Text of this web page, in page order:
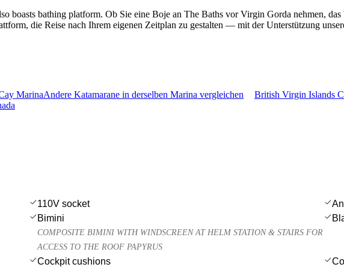
boasts bathing platform. Ob Sie eine Boje an The Baths vor Virgin Gorda nehmen,
die Reise nach Ihrem eigenen Zeitplan zu gestalten — mit der Unterstützung
MarinaAndere Katamarane in derselben Marina vergleichen British Virgin Islands
110V socket
Bimini
COMPOSITE BIMINI WITH WINDSCREEN AT HELM STATION & STAIRS FOR
ACCESS TO THE ROOF PAPYRUS
Cockpit cushions